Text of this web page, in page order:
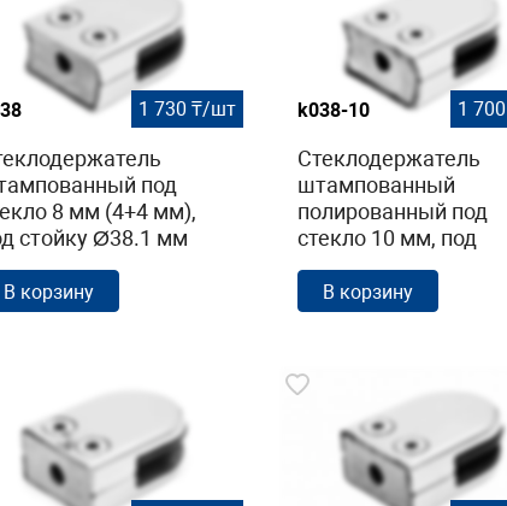
1 730 ₸/шт
под
8 мм (4+4 мм),
стойку Ø38.1 мм
(AISI
k038
В корзину
k038-10 1
Стеклодержатель
штампованный
полированный под
стекло 10 мм, под
стойку Ø38.1 мм,
304) 40х22х53 k038-
В корзину